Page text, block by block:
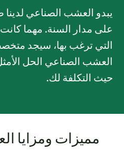
يبدو العشب الصناعي لدينا
على مدار السنة. مهما
التي ترغب بها، سيجد
العشب الصناعي الحل
حيث التكلفة لك.
مميزات ومزايا